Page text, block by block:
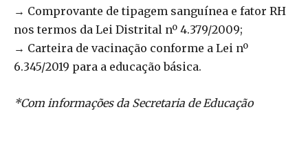
→ Comprovante de tipagem sanguínea e fator RH
nos termos da Lei Distrital nº 4.379/2009;
→ Carteira de vacinação conforme a Lei nº
6.345/2019 para a educação básica.
*Com informações da Secretaria de Educação